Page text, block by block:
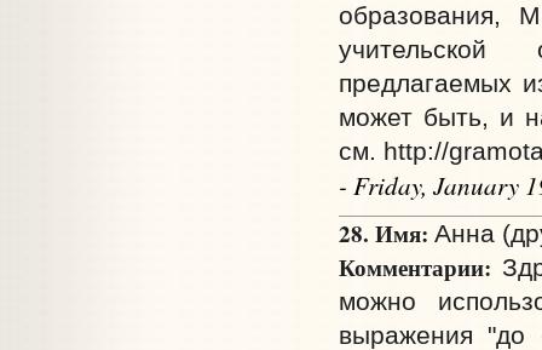
образования,
учительской
предлагаемых
может быть, и
см. http://
- Friday, January
28. Имя: Анна
Комментарии:
можно
выражения "до